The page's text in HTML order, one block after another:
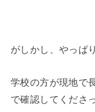
がしかし、やっぱ
学校の方が現地で
で確認してくださ